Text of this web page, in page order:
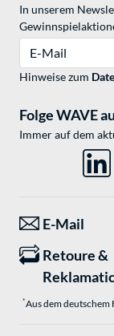
In unserem
Hinweise zum
Folge WAVE
Immer auf dem
E-Mail
Retoure &
*Aus dem